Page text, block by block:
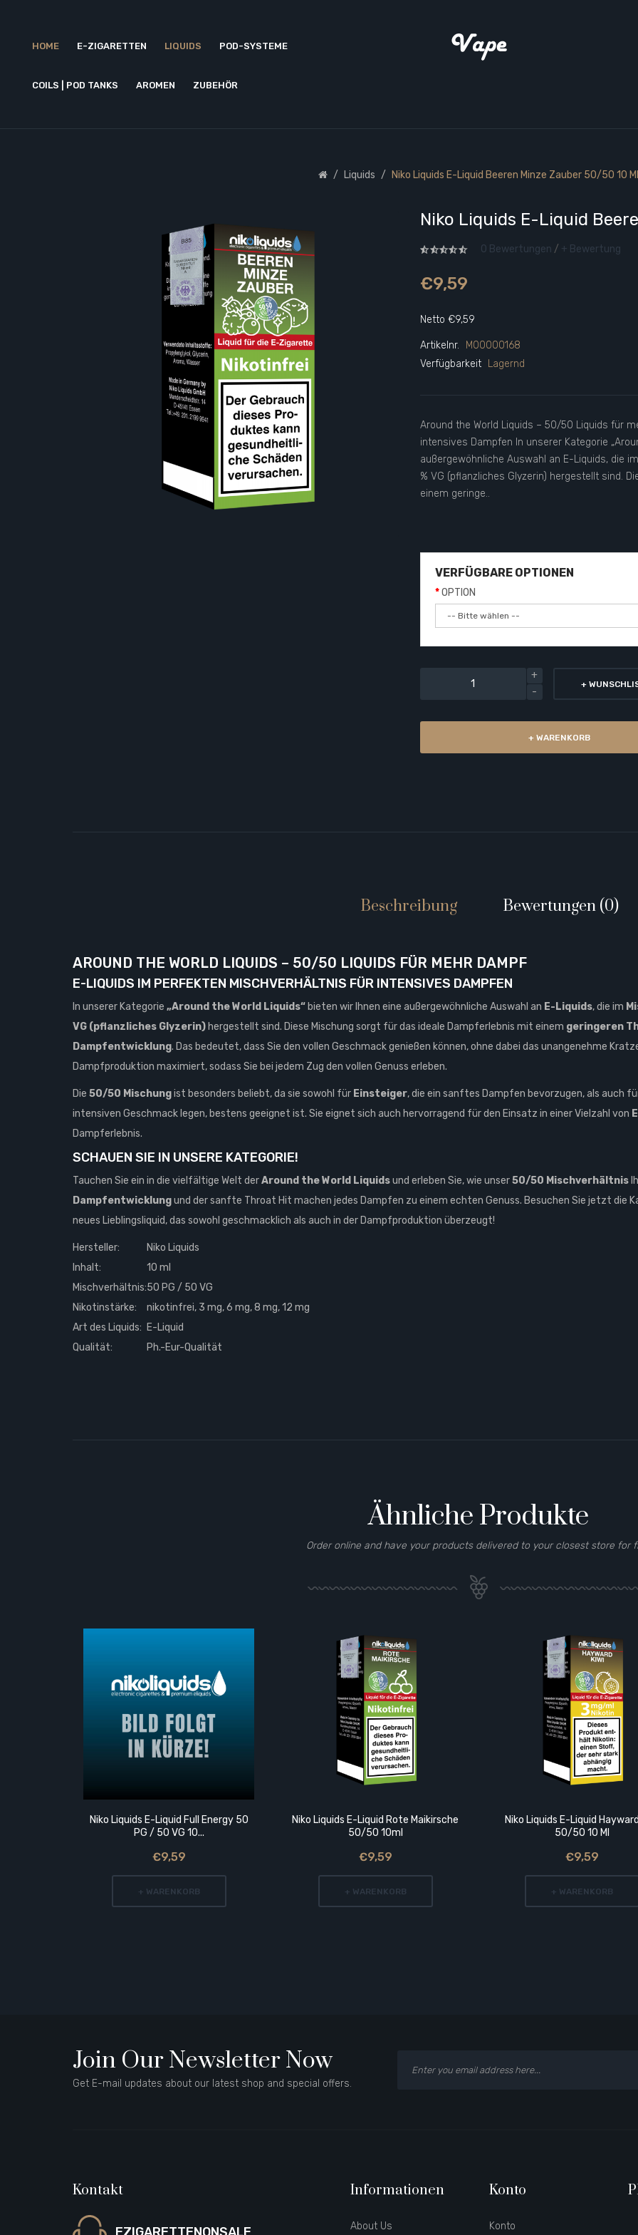
HOME E-ZIGARETTEN LIQUIDS POD-SYSTEME
COILS | POD TANKS AROMEN ZUBEHÖR
Liquids Niko Liquids E-Liquid Beeren Minze Zauber 50/50 10 Ml
Niko Liquids E-Liquid
0 Bewertungen / + Bewertung
€9,59
Netto €9,59
Artikelnr.
M00000168
Verfügbarkeit
Lagernd
Around the World Liquids – 50/50 Liquids für
intensives Dampfen In unserer Kategorie
außergewöhnliche Auswahl an E-Liquids, die
% VG (pflanzliches Glyzerin) hergestellt sind.
einem geringe..
VERFÜGBARE OPTIONEN
OPTION
+
+ WARENKORB
Beschreibung Bewertungen (0)
AROUND THE WORLD LIQUIDS – 50/50 LIQUIDS FÜR MEHR DAMPF
E-LIQUIDS IM PERFEKTEN MISCHVERHÄLTNIS FÜR INTENSIVES DAMPFEN
In unserer Kategorie „Around the World Liquids“ bieten wir Ihnen eine außergewöhnliche Auswahl an E-Liquids, die im
VG (pflanzliches Glyzerin) hergestellt sind. Diese Mischung sorgt für das ideale Dampferlebnis mit einem geringeren
Dampfentwicklung. Das bedeutet, dass Sie den vollen Geschmack genießen können, ohne dabei das unangenehme
Dampfproduktion maximiert, sodass Sie bei jedem Zug den vollen Genuss erleben.
Die 50/50 Mischungist besonders beliebt, da sie sowohl für Einsteiger, die ein sanftes Dampfen bevorzugen, als auch
intensiven Geschmack legen, bestens geeignet ist. Sie eignet sich auch hervorragend für den Einsatz in einer Vielzahl von
Dampferlebnis.
SCHAUEN SIE IN UNSERE KATEGORIE!
Tauchen Sie ein in die vielfältige Welt derAround the World Liquidsund erleben Sie, wie unser50/50 Mischverhältnis
Dampfentwicklungund der sanfte Throat Hit machen jedes Dampfen zu einem echten Genuss. Besuchen Sie jetzt die
neues Lieblingsliquid, das sowohl geschmacklich als auch in der Dampfproduktion überzeugt!
Hersteller:
Niko Liquids
Inhalt:
10 ml
Mischverhältnis:50 PG / 50 VG
Nikotinstärke:
nikotinfrei, 3 mg, 6 mg, 8 mg, 12 mg
Art des Liquids: E-Liquid
Qualität:
Ph.-Eur-Qualität
Ähnliche Produkte
Order online and have your products delivered to your closest store for
Niko Liquids E-Liquid Full Energy 50
PG / 50 VG 10...
€9,59
+ WARENKORB
Niko Liquids E-Liquid Rote Maikirsche
50/50 10ml
€9,59
+ WARENKORB
Niko Liquids E-Liquid
50/50 10 Ml
€9,59
+ WARENKORB
Join Our Newsletter Now
Get E-mail updates about our latest shop and special offers.
Kontakt Informationen
About Us
Konto
Konto